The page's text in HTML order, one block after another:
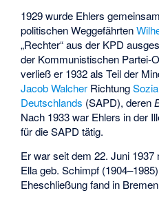
1929 wurde Ehlers
politischen Weggefährten
„Rechter“ aus der KPD
der Kommunistischen Partei-
verließ er 1932 als Teil der
Jacob Walcher Richtung
Deutschlands (SAPD), deren
Nach 1933 war Ehlers in der
für die SAPD tätig.
Er war seit dem 22. Juni 1937
Ella geb. Schimpf
Eheschließung fand in